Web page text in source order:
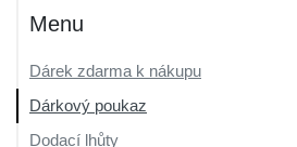
Menu
Dárek zdarma k nákupu
Dárkový poukaz
Dodací lhůty